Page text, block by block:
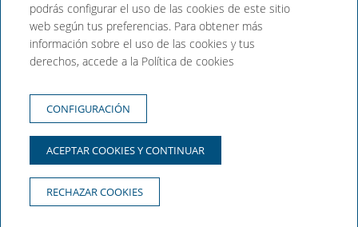
Travessia Ginebró, 2, 17250 Platja
d'Aro, Girona (España)
T. +34 972 81 60 61
CONDICIONES DE COMPRA
POLÍTICA DE PRIVACIDAD
POLÍTICA DE COOKIES
AVISO LEGAL
podrás configurar el uso de las cookies de este sitio
web según tus preferencias. Para obtener más
información sobre el uso de las cookies y tus
derechos, accede a la Política de cookies
CONFIGURACIÓN
ACEPTAR COOKIES Y CONTINUAR
RECHAZAR COOKIES